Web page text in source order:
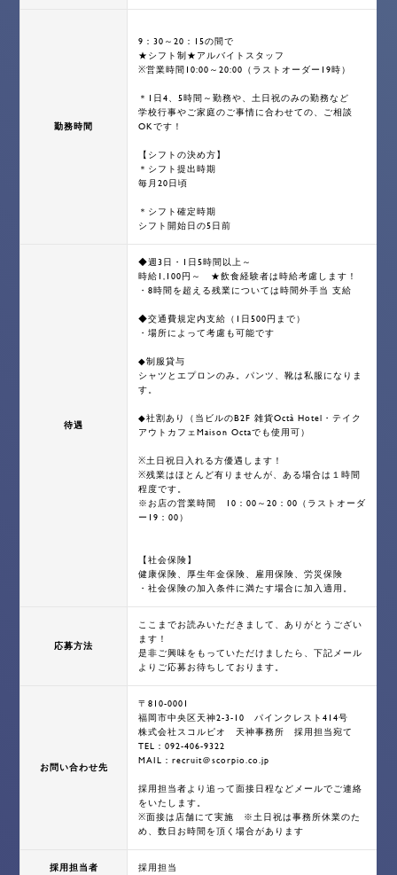
勤務時間
9：30～20：15の間で
★シフト制★アルバイトスタッフ
※営業時間10:00～20:00（ラストオーダー19時）
＊1日4、5時間～勤務や、土日祝のみの勤務など
学校行事やご家庭のご事情に合わせての、ご相談
OKです！
【シフトの決め方】
＊シフト提出時期
毎月20日頃
＊シフト確定時期
シフト開始日の5日前
待遇
◆週3日・1日5時間以上～
時給1,100円～ ★飲食経験者は時給考慮します！
・8時間を超える残業については時間外手当 支給
◆交通費規定内支給（1日500円まで）
・場所によって考慮も可能です
◆制服貸与
シャツとエプロンのみ。パンツ、靴は私服になりま
す。
◆社割あり（当ビルのB2F 雑貨Octà Hotel・テイク
アウトカフェMaison Octaでも使用可）
※土日祝日入れる方優遇します！
※残業はほとんど有りませんが、ある場合は１時間
程度です。
※お店の営業時間 10：00～20：00（ラストオーダ
ー19：00）
【社会保険】
健康保険、厚生年金保険、雇用保険、労災保険
・社会保険の加入条件に満たす場合に加入適用。
応募方法
ここまでお読みいただきまして、ありがとうござい
ます！
是非ご興味をもっていただけましたら、下記メール
よりご応募お待ちしております。
お問い合わせ先
〒810-0001
福岡市中央区天神2-3-10 パインクレスト414号
株式会社スコルピオ 天神事務所 採用担当宛て
TEL：092-406-9322
MAIL：recruit＠scorpio.co.jp
採用担当者より追って面接日程などメールでご連絡
をいたします。
※面接は店舗にて実施 ※土日祝は事務所休業のた
め、数日お時間を頂く場合があります
採用担当者 採用担当